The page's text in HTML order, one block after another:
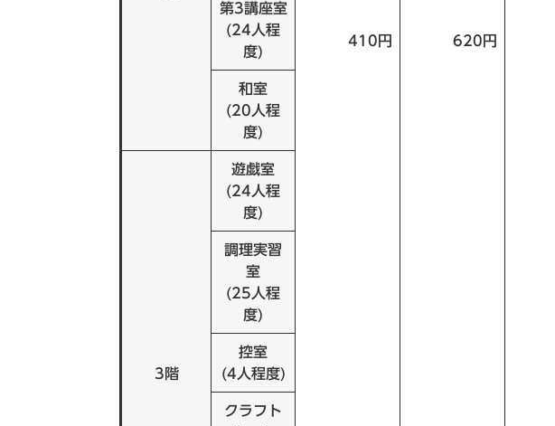
410円 620円
第3講座室
(24人程
度)
和室
(20人程
度)
3階
遊戯室
(24人程
度)
調理実習
室
(25人程
度)
控室
(4人程度)
クラフト